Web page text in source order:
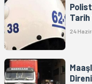
Tarih
24